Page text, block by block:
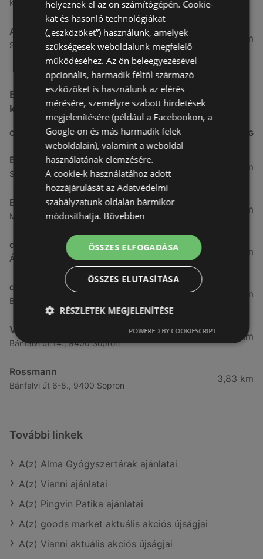
Kertekalja u. 1, 9437 Hegykő
Alma Gyógyszertárak
Szabadság u. 31, 9431 Fertőd
27,8 km
Egyéb Kozmetikumok és Drogéria üzletek a
közelben
CÍM TÁVOLSÁG
Benu Gyógyszertárak
Soproni utca 18., 9423 Ágfalva
0,27 km
Benu Gyógyszertárak
Malompatak U.10, 9400 Sopron
2,55 km
dm
Ágfalvi út 4, 9400, 9400 Sopron
3,26 km
dm
Besenyő u. 23, 9400 Sopron
3,28 km
Vianni
Bánfalvi út 14., 9400 Sopron
3,57 km
Rossmann
Bánfalvi út 6-8., 9400 Sopron
3,83 km
További linkek
A(z) Alma Gyógyszertárak ajánlatai
A(z) Vianni ajánlatai
A(z) Pingvin Patika ajánlatai
A(z) goods market aktuális akciós újságjai
A(z) Vianni aktuális akciós újságjai
helyeznek el az ön számítógépén. Cookie-
kat és hasonló technológiákat
(„eszközöket”) használunk, amelyek
szükségesek weboldalunk megfelelő
működéséhez. Az ön beleegyezésével
opcionális, harmadik féltől származó
eszközöket is használunk az elérés
mérésére, személyre szabott hirdetések
megjelenítésére (például a Facebookon, a
Google-on és más harmadik felek
weboldalain), valamint a weboldal
használatának elemzésére.
A cookie-k használatához adott
hozzájárulását az Adatvédelmi
szabályzatunk oldalán bármikor
módosíthatja. Bővebben
ÖSSZES ELFOGADÁSA
ÖSSZES ELUTASÍTÁSA
RÉSZLETEK MEGJELENÍTÉSE
POWERED BY COOKIESCRIPT